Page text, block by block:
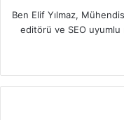
Ben Elif Yılmaz,
editörü ve SEO uyumlu